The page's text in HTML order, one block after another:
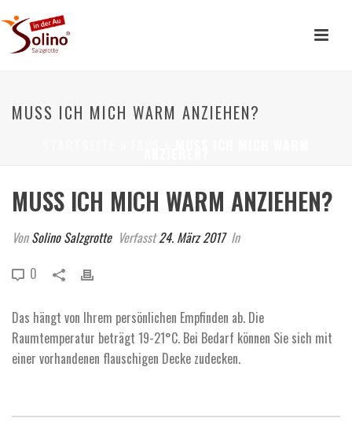
MUSS ICH MICH WARM ANZIEHEN?
MUSS ICH MICH WARM ANZIEHEN?
VonSolino Salzgrotte Verfasst24. März 2017 In
0
Das hängt von Ihrem persönlichen Empfinden ab. Die
Raumtemperatur beträgt 19-21°C. Bei Bedarf können Sie sich mit
einer vorhandenen flauschigen Decke zudecken.